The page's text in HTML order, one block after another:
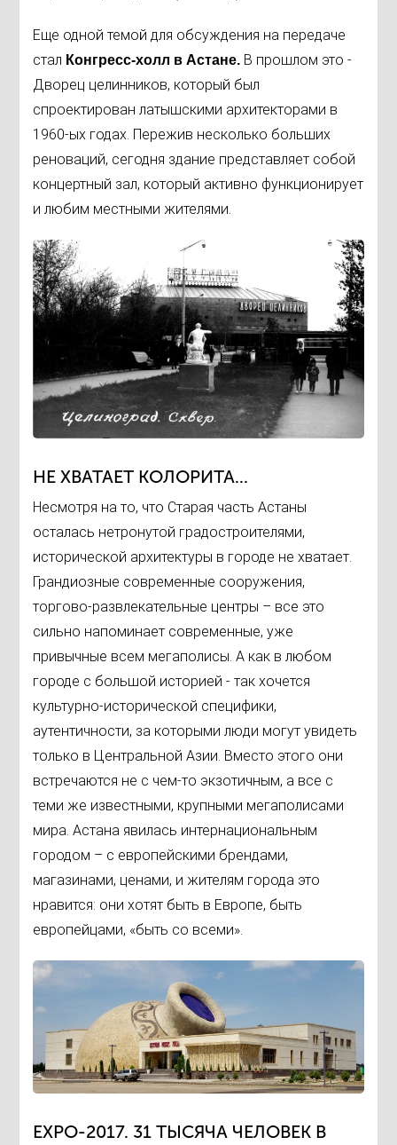
Еще одной темой для обсуждения на передаче
стал Конгресс-холл в Астане. В прошлом это -
Дворец целинников, который был
спроектирован латышскими архитекторами в
1960-ых годах. Пережив несколько больших
реноваций, сегодня здание представляет собой
концертный зал, который активно функционирует
и любим местными жителями.
НЕ ХВАТАЕТ КОЛОРИТА...
Несмотря на то, что Старая часть Астаны
осталась нетронутой градостроителями,
исторической архитектуры в городе не хватает.
Грандиозные современные сооружения,
торгово-развлекательные центры – все это
сильно напоминает современные, уже
привычные всем мегаполисы. А как в любом
городе с большой историей - так хочется
культурно-исторической специфики,
аутентичности, за которыми люди могут увидеть
только в Центральной Азии. Вместо этого они
встречаются не с чем-то экзотичным, а все с
теми же известными, крупными мегаполисами
мира. Астана явилась интернациональным
городом – с европейскими брендами,
магазинами, ценами, и жителям города это
нравится: они хотят быть в Европе, быть
европейцами, «быть со всеми».
ЕXPO-2017. 31 ТЫСЯЧА ЧЕЛОВЕК В